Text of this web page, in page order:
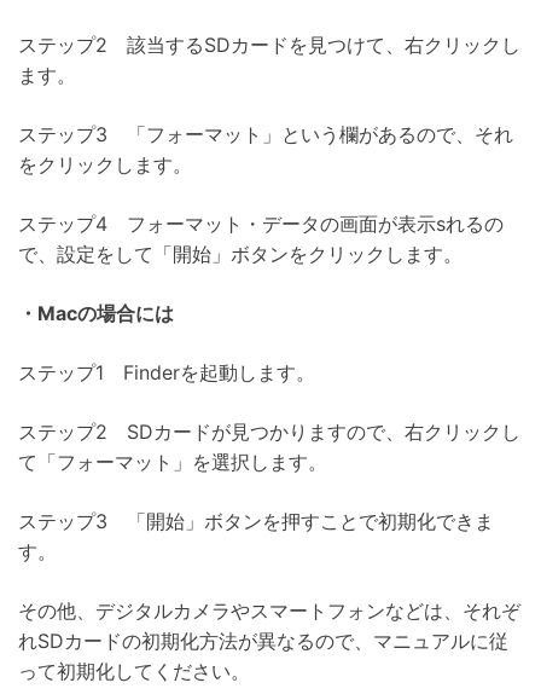
ステップ2 該当するSDカードを見つけて、右クリックし
ます。
ステップ3 「フォーマット」という欄があるので、それ
をクリックします。
ステップ4 フォーマット・データの画面が表示sれるの
で、設定をして「開始」ボタンをクリックします。
・Macの場合には
ステップ1 Finderを起動します。
ステップ2 SDカードが見つかりますので、右クリックし
て「フォーマット」を選択します。
ステップ3 「開始」ボタンを押すことで初期化できま
す。
その他、デジタルカメラやスマートフォンなどは、それぞ
れSDカードの初期化方法が異なるので、マニュアルに従
って初期化してください。